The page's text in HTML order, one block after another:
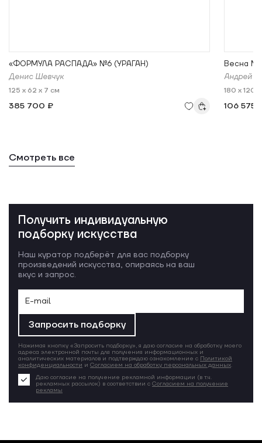
«ФОРМУЛА РАСПАДА» №6 (УРАГАН)
Денис Шевчук
125 x 62 x 7 см
385 700 ₽
Весна
Андрей
180 x 120
106 575
Смотреть все
Получить индивидуальную
подборку искусства
Наш куратор подберёт для вас подборку
произведений искусства, опираясь на ваш
вкус и запрос.
Запросить подборку
Нажимая кнопку «Запросить подборку», я даю согласие на обработку моего
адреса электронной почты для получения информационных и
аналитических материалов и подтверждаю ознакомление с Политикой
конфиденциальности и Согласием на обработку персональных данных.
Даю согласие на получение рекламной информации (в т.ч.
рекламных рассылок) в соответствии с Согласием на получение
рекламы